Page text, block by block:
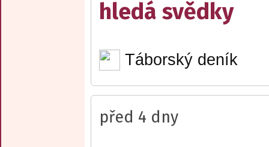
hledá svědky
Táborský deník
před 4 dny